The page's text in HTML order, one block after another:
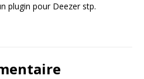
plugin pour Deezer stp.